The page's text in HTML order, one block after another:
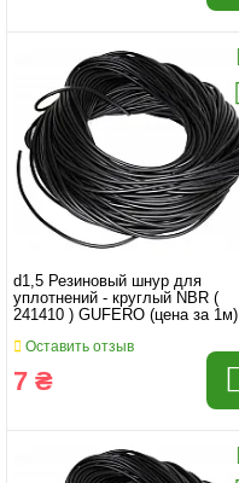
d1,5 Резиновый шнур для
уплотнений - круглый NBR (
241410 ) GUFERO (цена за 1м)
Оставить отзыв
7 ₴